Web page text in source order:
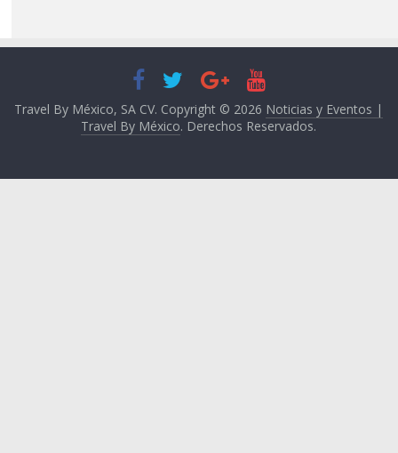
Travel By México, SA CV. Copyright © 2026 Noticias y Eventos |
Travel By México. Derechos Reservados.